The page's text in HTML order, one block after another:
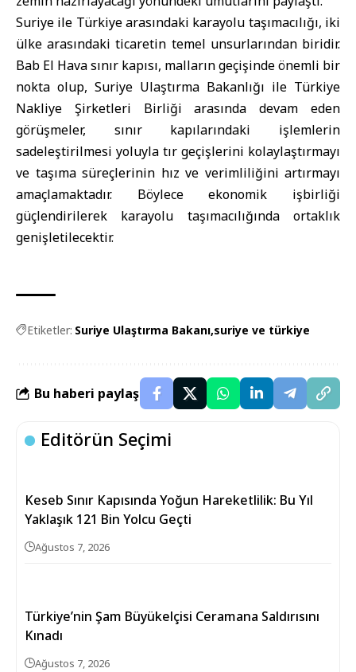
Suriye ile Türkiyearasındaki karayolu taşımacılığı, iki
ülke arasındaki ticaretin temel unsurlarından biridir.
Bab El Hava sınır kapısı, malların geçişinde önemli bir
nokta olup, Suriye Ulaştırma Bakanlığı ile Türkiye
Nakliye Şirketleri Birliği arasında devam eden
görüşmeler, sınır kapılarındaki işlemlerin
sadeleştirilmesi yoluyla tır geçişlerini kolaylaştırmayı
ve taşıma süreçlerinin hız ve verimliliğini artırmayı
amaçlamaktadır. Böylece ekonomik işbirliği
güçlendirilerek karayolu taşımacılığında ortaklık
genişletilecektir.
Etiketler: Suriye Ulaştırma Bakanı suriye ve türkiye
Bu haberi paylaş
Editörün Seçimi
Keseb Sınır Kapısında Yoğun Hareketlilik: Bu Yıl
Yaklaşık 121 Bin Yolcu Geçti
Ağustos 7, 2026
Türkiye’nin Şam Büyükelçisi Ceramana Saldırısını
Kınadı
Ağustos 7, 2026